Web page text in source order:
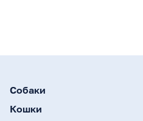
Собаки
Кошки